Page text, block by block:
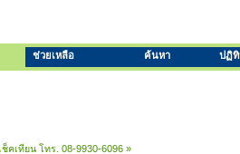
ช่วยเหลือ ค้นหา ปฏิ
คเทียน โทร. 08-9930-6096 »